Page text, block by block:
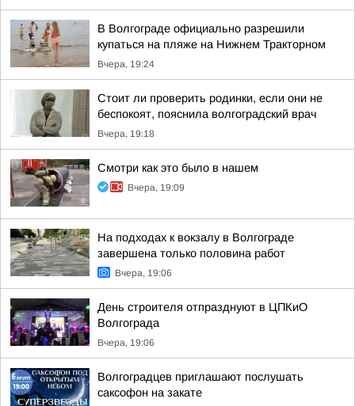
В Волгограде официально разрешили
купаться на пляже на Нижнем Тракторном
Вчера, 19:24
Стоит ли проверить родинки, если они не
беспокоят, пояснила волгоградский врач
Вчера, 19:18
Смотри как это было в нашем
Вчера, 19:09
На подходах к вокзалу в Волгограде
завершена только половина работ
Вчера, 19:06
День строителя отпразднуют в ЦПКиО
Волгограда
Вчера, 19:06
Волгоградцев приглашают послушать
саксофон на закате